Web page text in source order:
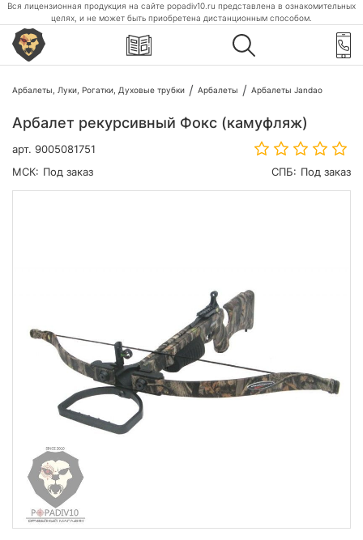
Вся лицензионная продукция на сайте popadiv10.ru представлена в ознакомительных
целях, и не может быть приобретена дистанционным способом.
Арбалеты, Луки, Рогатки, Духовые трубки Арбалеты Арбалеты Jandao
Арбалет рекурсивный Фокс (камуфляж)
арт. 9005081751
МСК: Под заказ СПБ: Под заказ